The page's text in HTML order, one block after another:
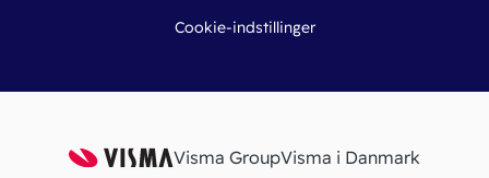
Cookie-indstillinger
Visma GroupVisma i Danmark